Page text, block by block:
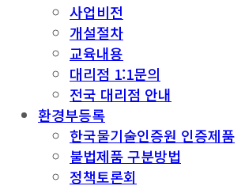
사업비전
개설절차
교육내용
대리점 1:1문의
전국 대리점 안내
환경부등록
한국물기술인증원 인증제품
불법제품 구분방법
정책토론회